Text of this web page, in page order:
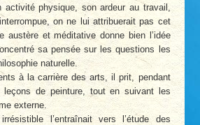
physique, son ardeur au travail,
on ne lui attribuerait pas cet
austère et méditative donne bien l’idée
sa pensée sur les questions les
naturelle.
à la carrière des arts, il prit, pendant
leçons de peinture, tout en suivant les
externe.
l’entraînait vers l’étude des